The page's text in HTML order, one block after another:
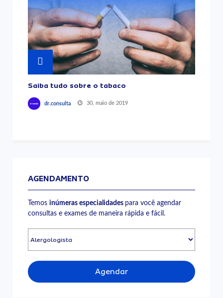
Saiba tudo sobre o tabaco
dr.consulta 30, maio de 2019
AGENDAMENTO
Temosinúmeras especialidades para você agendar
consultas e exames de maneira rápida e fácil.
Agendar